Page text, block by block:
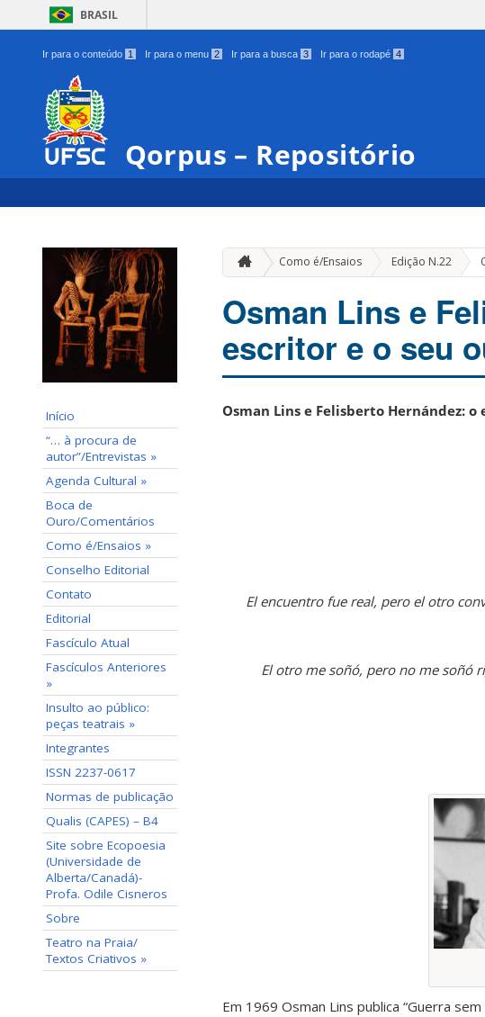
BRASIL
Ir para o conteúdo 1 Ir para o menu 2 Ir para a busca 3 Ir para o rodapé 4
Qorpus – Repositório
Início
“… à procura de
autor”/Entrevistas »
Agenda Cultural »
Boca de
Ouro/Comentários
Como é/Ensaios »
Conselho Editorial
Contato
Editorial
Fascículo Atual
Fascículos Anteriores
»
Insulto ao público:
peças teatrais »
Integrantes
ISSN 2237-0617
Normas de publicação
Qualis (CAPES) – B4
Site sobre Ecopoesia
(Universidade de
Alberta/Canadá)-
Profa. Odile Cisneros
Sobre
Teatro na Praia/
Textos Criativos »
Como é/Ensaios Edição N.22
Osman Lins e
escritor e o seu
Osman Lins e Felisberto Hernández:
El encuentro fue real, pero el otro
El otro me soñó, pero no me soñó
Em 1969 Osman Lins publica “Guerra